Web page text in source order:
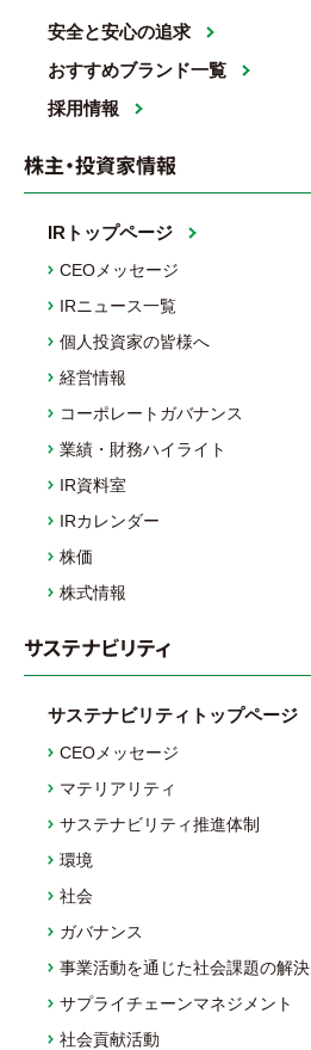
安全と安心の追求
おすすめブランド一覧
採用情報
株主・投資家情報
IRトップページ
CEOメッセージ
IRニュース一覧
個人投資家の皆様へ
経営情報
コーポレートガバナンス
業績・財務ハイライト
IR資料室
IRカレンダー
株価
株式情報
サステナビリティ
サステナビリティトップページ
CEOメッセージ
マテリアリティ
サステナビリティ推進体制
環境
社会
ガバナンス
事業活動を通じた社会課題の解決
サプライチェーンマネジメント
社会貢献活動